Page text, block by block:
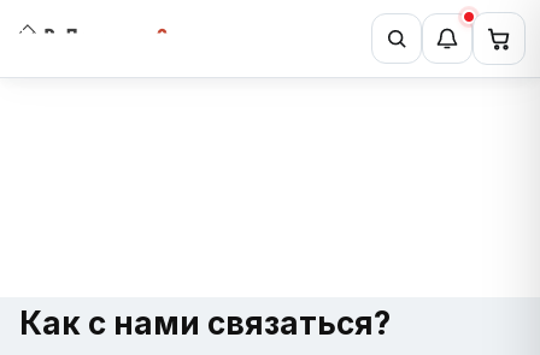
Как с нами связаться?